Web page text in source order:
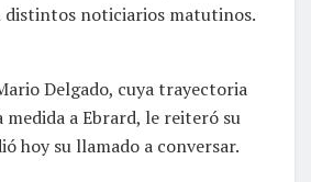
distintos noticiarios matutinos.
Delgado, cuya trayectoria
medida a Ebrard, le reiteró su
hoy su llamado a conversar.